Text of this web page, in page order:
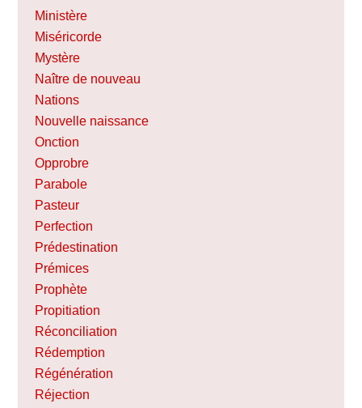
Ministère
Miséricorde
Mystère
Naître de nouveau
Nations
Nouvelle naissance
Onction
Opprobre
Parabole
Pasteur
Perfection
Prédestination
Prémices
Prophète
Propitiation
Réconciliation
Rédemption
Régénération
Réjection